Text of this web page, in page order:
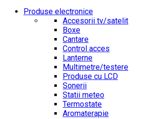
Produse electronice
Accesorii tv/satelit
Boxe
Cantare
Control acces
Lanterne
Multimetre/testere
Produse cu LCD
Sonerii
Statii meteo
Termostate
Aromaterapie